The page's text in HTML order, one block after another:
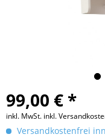
99,00 € *
inkl. MwSt. inkl.
Versandkostenfrei